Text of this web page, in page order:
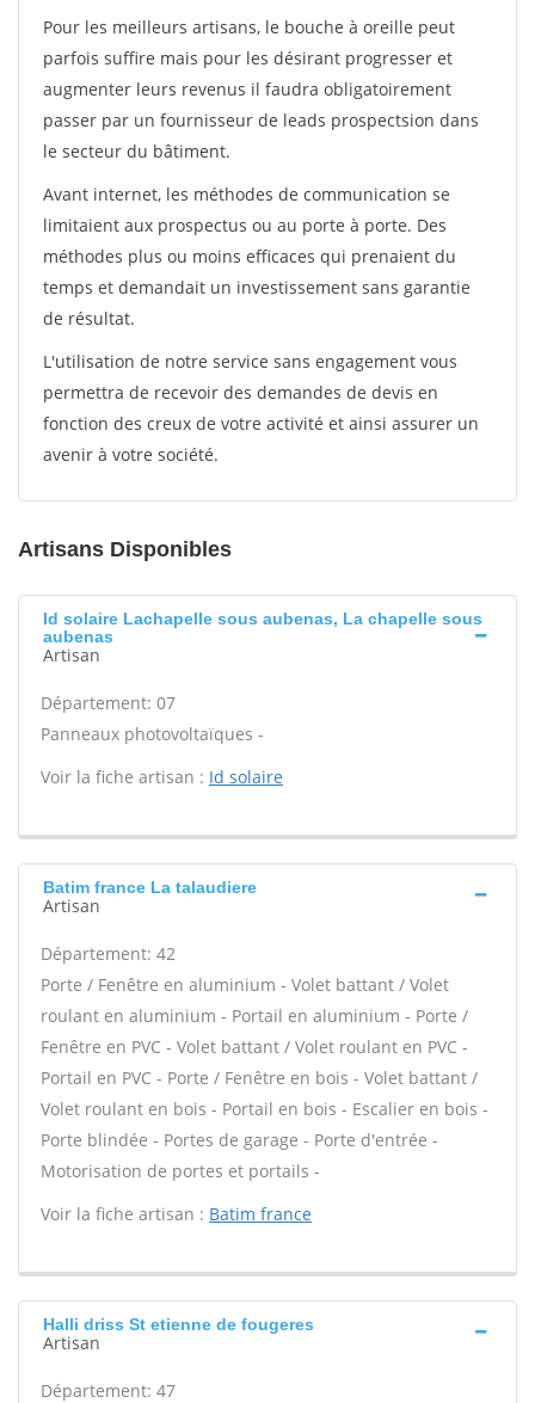
Pour les meilleurs artisans, le bouche à oreille peut
parfois suffire mais pour les désirant progresser et
augmenter leurs revenus il faudra obligatoirement
passer par un fournisseur de leads prospectsion dans
le secteur du bâtiment.
Avant internet, les méthodes de communication se
limitaient aux prospectus ou au porte à porte. Des
méthodes plus ou moins efficaces qui prenaient du
temps et demandait un investissement sans garantie
de résultat.
L'utilisation de notre service sans engagement vous
permettra de recevoir des demandes de devis en
fonction des creux de votre activité et ainsi assurer un
avenir à votre société.
Artisans Disponibles
Id solaire Lachapelle sous aubenas, La chapelle sous
aubenas
Artisan
Département: 07
Panneaux photovoltaïques -
Voir la fiche artisan : Id solaire
Batim france La talaudiere
Artisan
Département: 42
Porte / Fenêtre en aluminium - Volet battant / Volet
roulant en aluminium - Portail en aluminium - Porte /
Fenêtre en PVC - Volet battant / Volet roulant en PVC -
Portail en PVC - Porte / Fenêtre en bois - Volet battant /
Volet roulant en bois - Portail en bois - Escalier en bois -
Porte blindée - Portes de garage - Porte d'entrée -
Motorisation de portes et portails -
Voir la fiche artisan : Batim france
Halli driss St etienne de fougeres
Artisan
Département: 47